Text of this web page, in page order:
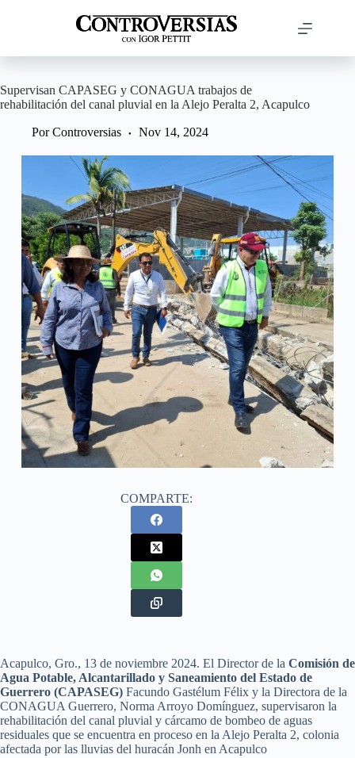
Supervisan CAPASEG y CONAGUA trabajos de
rehabilitación del canal pluvial en la Alejo Peralta 2, Acapulco
Por Controversias Nov 14, 2024
COMPARTE:
Acapulco, Gro., 13 de noviembre 2024. El Director de la Comisión de
Agua Potable, Alcantarillado y Saneamiento del Estado de
Guerrero (CAPASEG) Facundo Gastélum Félix y la Directora de la
CONAGUA Guerrero, Norma Arroyo Domínguez, supervisaron la
rehabilitación del canal pluvial y cárcamo de bombeo de aguas
residuales que se encuentra en proceso en la Alejo Peralta 2, colonia
afectada por las lluvias del huracán Jonh en Acapulco